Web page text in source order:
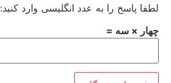
لطفا پاسخ را به عدد انگلیسی وارد کنید:
چهار × سه =